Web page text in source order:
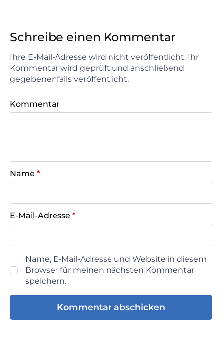
Schreibe einen Kommentar
Ihre E-Mail-Adresse wird nicht veröffentlicht. Ihr
Kommentar wird geprüft und anschließend
gegebenenfalls veröffentlicht.
Kommentar
Name *
E-Mail-Adresse *
Name, E-Mail-Adresse und Website in diesem
Browser für meinen nächsten Kommentar
speichern.